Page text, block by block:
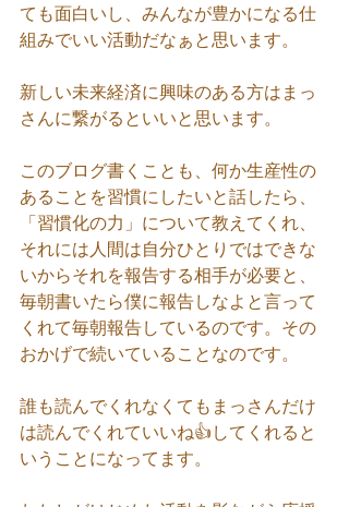
ても面白いし、みんなが豊かになる仕
組みでいい活動だなぁと思います。
新しい未来経済に興味のある方はまっ
さんに繋がるといいと思います。
このブログ書くことも、何か生産性の
あることを習慣にしたいと話したら、
「習慣化の力」について教えてくれ、
それには人間は自分ひとりではできな
いからそれを報告する相手が必要と、
毎朝書いたら僕に報告しなよと言って
くれて毎朝報告しているのです。その
おかげで続いていることなのです。
誰も読んでくれなくてもまっさんだけ
は読んでくれていいね👍してくれると
いうことになってます。